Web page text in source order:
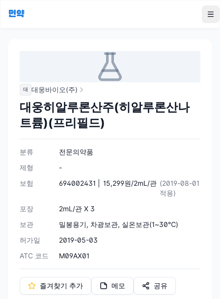
먼약
대 대웅바이오(주)
대웅히알루론산주(히알루론산나
트륨)(프리필드)
분류
전문의약품
제형
-
보험
694002431 | 15,299원/2mL/관 (2019-08-01
적용)
포장
2mL/관 X 3
보관
밀봉용기, 차광보관, 실온보관(1~30℃)
허가일
2019-05-03
ATC 코드
M09AX01
즐겨찾기 추가 메모 공유